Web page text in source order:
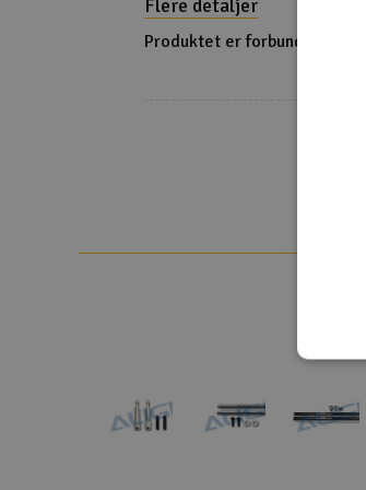
Flere detaljer
Produktet er forbundet med